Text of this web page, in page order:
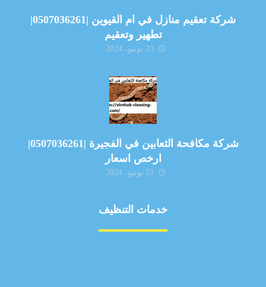
شركة تعقيم منازل في ام القيوين |0507036261|
تطهير وتعقيم
23 يونيو، 2024
شركة مكافحة الثعابين في الفجيرة |0507036261|
ارخص اسعار
23 يونيو، 2024
خدمات التنظيف